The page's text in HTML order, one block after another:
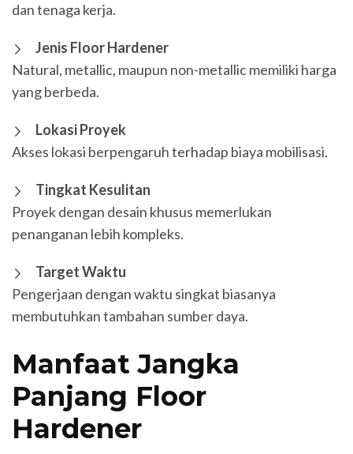
dan tenaga kerja.
Jenis Floor Hardener
Natural, metallic, maupun non-metallic memiliki harga
yang berbeda.
Lokasi Proyek
Akses lokasi berpengaruh terhadap biaya mobilisasi.
Tingkat Kesulitan
Proyek dengan desain khusus memerlukan
penanganan lebih kompleks.
Target Waktu
Pengerjaan dengan waktu singkat biasanya
membutuhkan tambahan sumber daya.
Manfaat Jangka
Panjang Floor
Hardener